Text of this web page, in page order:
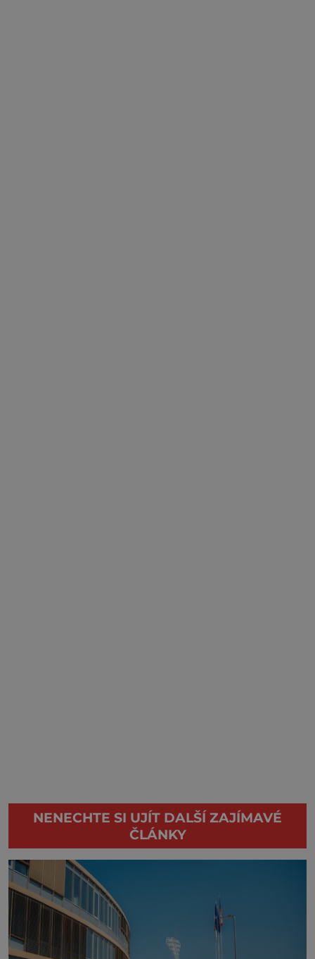
NENECHTE SI UJÍT DALŠÍ ZAJÍMAVÉ
ČLÁNKY